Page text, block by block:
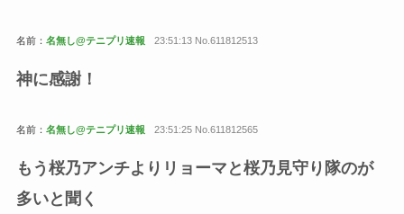
名前： 名無し@テニプリ速報 23:51:13 No.611812513
神に感謝！
名前： 名無し@テニプリ速報 23:51:25 No.611812565
もう桜乃アンチよりリョーマと桜乃見守り隊のが
多いと聞く